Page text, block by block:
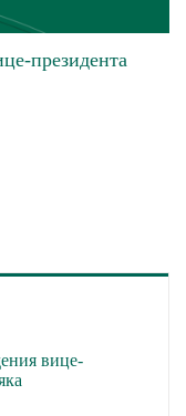
президента
вице-